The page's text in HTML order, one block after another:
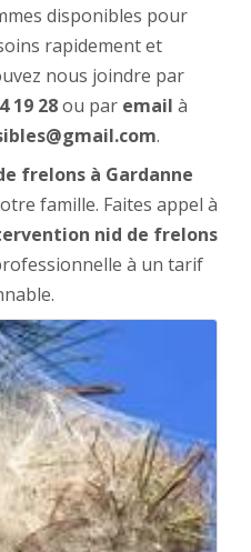
disponibles pour
rapidement et
nous joindre par
19 28ou par email à
.
frelons à Gardanne
famille. Faites appel à
nid de frelons
à un tarif